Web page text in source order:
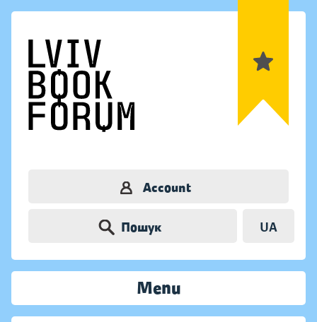
Account
Пошук UA
Menu